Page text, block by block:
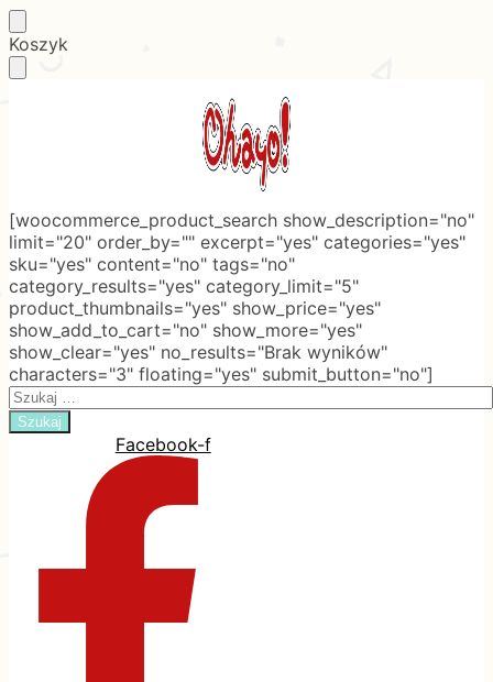
Skip
to
Skip
to
Koszyk
[woocommerce_product_search show_description="no"
limit="20" order_by="" excerpt="yes" categories="yes"
sku="yes" content="no" tags="no"
category_results="yes" category_limit="5"
product_thumbnails="yes" show_price="yes"
show_add_to_cart="no" show_more="yes"
show_clear="yes" no_results="Brak wyników"
characters="3" floating="yes" submit_button="no"]
Search
for:
Facebook-f